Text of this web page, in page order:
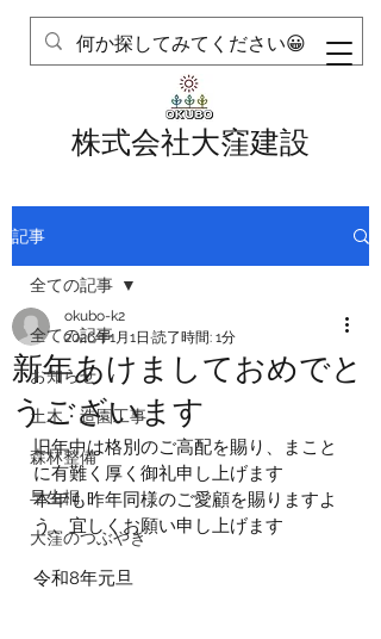
株式会社大窪建設
記事
全ての記事
お知らせ
土木・造園工事
森林整備
早生桐
大窪のつぶやき
全ての記事
新年あけましておめでと
うございます
okubo-k2
2026年1月1日 読了時間: 1分
旧年中は格別のご高配を賜り、まこと
に有難く厚く御礼申し上げます
本年も昨年同様のご愛顧を賜りますよ
う、宜しくお願い申し上げます
令和8年元旦